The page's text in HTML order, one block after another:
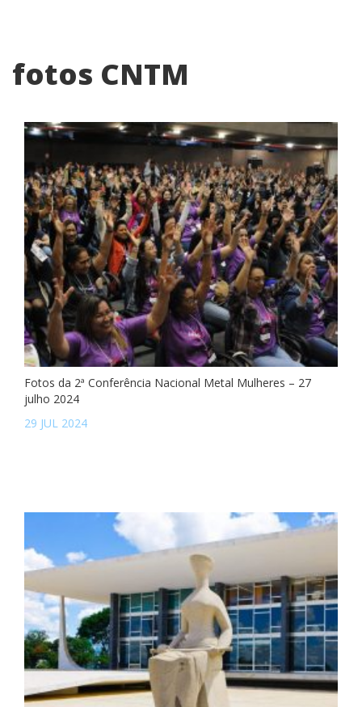
fotos CNTM
Fotos da 2ª Conferência Nacional Metal Mulheres – 27
julho 2024
29 JUL 2024